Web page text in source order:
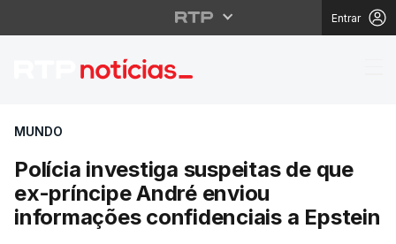
Entrar
Polícia investiga
MUNDO
Polícia investiga suspeitas de que
ex-príncipe André enviou
informações confidenciais a Epstein